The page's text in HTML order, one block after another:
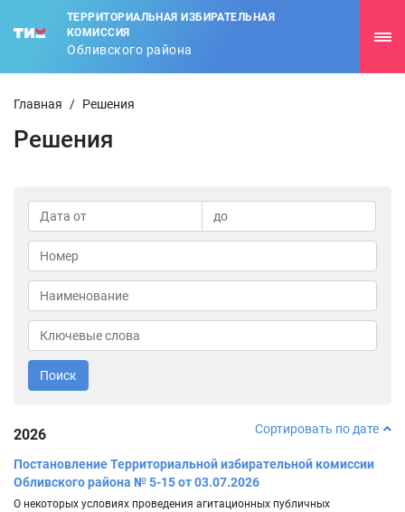
ТЕРРИТОРИАЛЬНАЯ ИЗБИРАТЕЛЬНАЯ
КОМИССИЯ
Обливского района
Главная / Решения
Решения
Поиск
2026 Сортировать по дате
Постановление Территориальной избирательной комиссии
Обливского района № 5-15 от 03.07.2026
О некоторых условиях проведения агитационных публичных